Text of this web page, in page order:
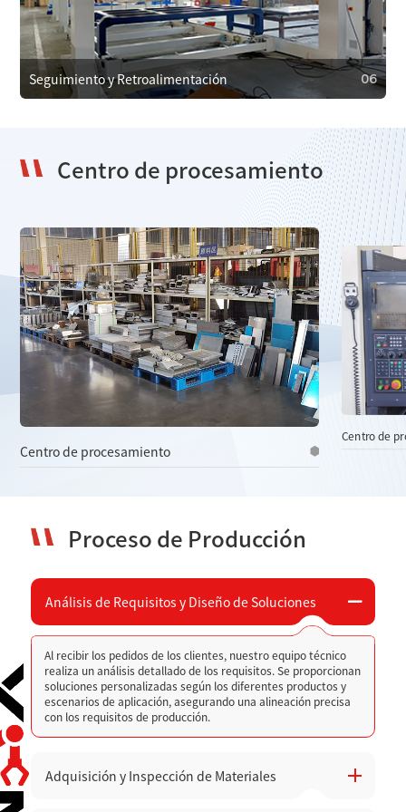
un funcionamiento eficiente y prevenir fallos. En caso de
falla, ofrecemos servicios de reparación de emergencia
para minimizar el tiempo de inactividad.
Seguimiento y Retroalimentación 06
06
Seguimiento y Retroalimentación
Realizamos un seguimiento regular con los clientes para
obtener retroalimentación y resolver problemas,
utilizándola para mejorar nuestros productos y servicios.
Centro de procesamiento
Centro de procesamiento
Centro de
Proceso de Producción
Análisis de Requisitos y Diseño de Soluciones
Al recibir los pedidos de los clientes, nuestro equipo técnico
realiza un análisis detallado de los requisitos. Se proporcionan
soluciones personalizadas según los diferentes productos y
escenarios de aplicación, asegurando una alineación precisa
con los requisitos de producción.
Adquisición y Inspección de Materiales